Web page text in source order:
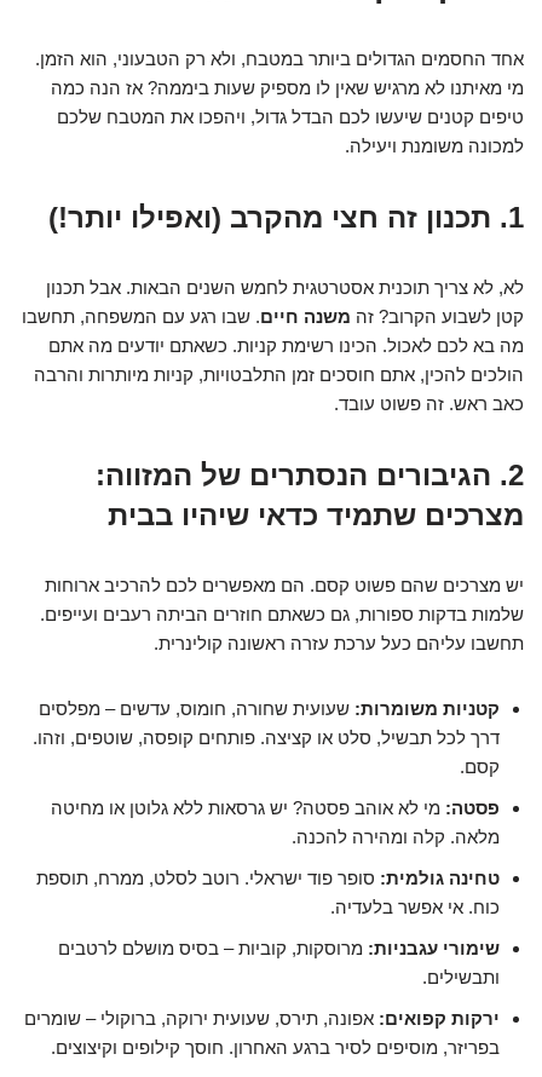
אחד החסמים הגדולים ביותר במטבח, ולא רק הטבעוני, הוא הזמן.
מי מאיתנו לא מרגיש שאין לו מספיק שעות ביממה? אז הנה כמה
טיפים קטנים שיעשו לכם הבדל גדול, ויהפכו את המטבח שלכם
למכונה משומנת ויעילה.
1. תכנון זה חצי מהקרב (ואפילו יותר!)
לא, לא צריך תוכנית אסטרטגית לחמש השנים הבאות. אבל תכנון
קטן לשבוע הקרוב? זה משנה חיים. שבו רגע עם המשפחה, תחשבו
מה בא לכם לאכול. הכינו רשימת קניות. כשאתם יודעים מה אתם
הולכים להכין, אתם חוסכים זמן התלבטויות, קניות מיותרות והרבה
כאב ראש. זה פשוט עובד.
2. הגיבורים הנסתרים של המזווה:
מצרכים שתמיד כדאי שיהיו בבית
יש מצרכים שהם פשוט קסם. הם מאפשרים לכם להרכיב ארוחות
שלמות בדקות ספורות, גם כשאתם חוזרים הביתה רעבים ועייפים.
תחשבו עליהם כעל ערכת עזרה ראשונה קולינרית.
קטניות משומרות: שעועית שחורה, חומוס, עדשים – מפלסים
דרך לכל תבשיל, סלט או קציצה. פותחים קופסה, שוטפים, וזהו.
קסם.
פסטה: מי לא אוהב פסטה? יש גרסאות ללא גלוטן או מחיטה
מלאה. קלה ומהירה להכנה.
טחינה גולמית: סופר פוד ישראלי. רוטב לסלט, ממרח, תוספת
כוח. אי אפשר בלעדיה.
שימורי עגבניות: מרוסקות, קוביות – בסיס מושלם לרטבים
ותבשילים.
ירקות קפואים: אפונה, תירס, שעועית ירוקה, ברוקולי – שומרים
בפריזר, מוסיפים לסיר ברגע האחרון. חוסך קילופים וקיצוצים.